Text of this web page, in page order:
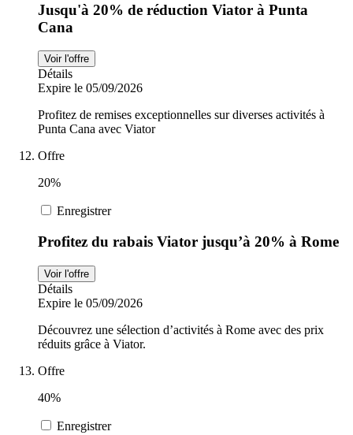
Jusqu'à 20% de réduction Viator à Punta
Cana
Voir l'offre
Détails
Expire le 05/09/2026
Profitez de remises exceptionnelles sur diverses activités à
Punta Cana avec Viator
Offre
20%
Enregistrer
Profitez du rabais Viator jusqu’à 20% à Rome
Voir l'offre
Détails
Expire le 05/09/2026
Découvrez une sélection d’activités à Rome avec des prix
réduits grâce à Viator.
Offre
40%
Enregistrer